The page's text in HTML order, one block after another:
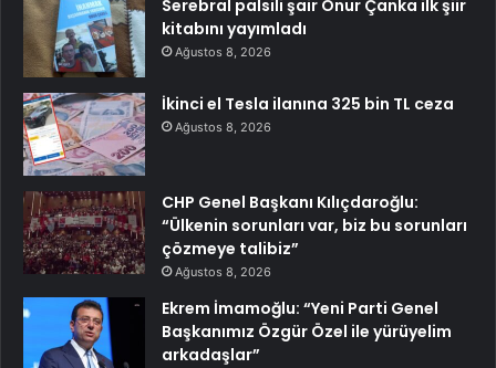
Serebral palsili şair Onur Çanka ilk şiir
kitabını yayımladı
Ağustos 8, 2026
İkinci el Tesla ilanına 325 bin TL ceza
Ağustos 8, 2026
CHP Genel Başkanı Kılıçdaroğlu:
“Ülkenin sorunları var, biz bu sorunları
çözmeye talibiz”
Ağustos 8, 2026
Ekrem İmamoğlu: “Yeni Parti Genel
Başkanımız Özgür Özel ile yürüyelim
arkadaşlar”